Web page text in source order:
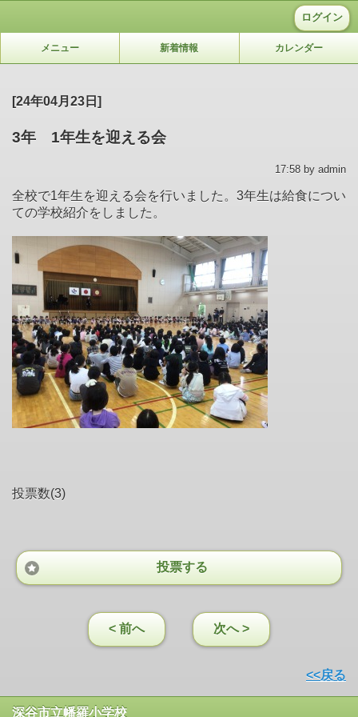
ログイン
メニュー 新着情報 カレンダー
[24年04月23日]
3年 1年生を迎える会
17:58 by admin
全校で1年生を迎える会を行いました。3年生は給食につい
ての学校紹介をしました。
投票数(3)
投票する
< 前へ 次へ >
<<戻る
深谷市立幡羅小学校